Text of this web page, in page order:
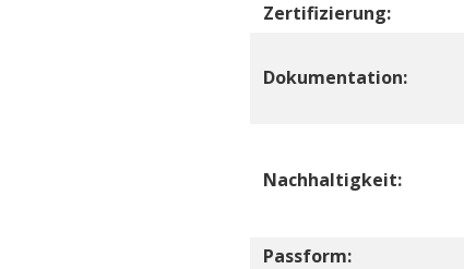
Zertifizierung:
Dokumentation:
Nachhaltigkeit:
Passform: